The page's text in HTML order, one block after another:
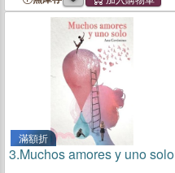
Toledo/PR
滿額折
3.Muchos amores y uno solo